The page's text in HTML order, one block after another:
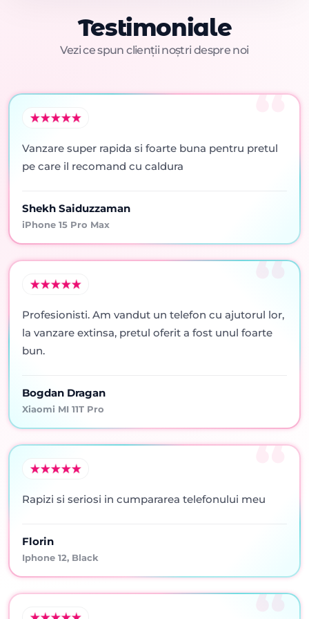
Testimoniale
Vezi ce spun clienții noștri despre noi
Vanzare super rapida si foarte buna pentru pretul
pe care il recomand cu caldura
Shekh Saiduzzaman
iPhone 15 Pro Max
Profesionisti. Am vandut un telefon cu ajutorul lor,
la vanzare extinsa, pretul oferit a fost unul foarte
bun.
Bogdan Dragan
Xiaomi MI 11T Pro
Rapizi si seriosi in cumpararea telefonului meu
Florin
Iphone 12, Black